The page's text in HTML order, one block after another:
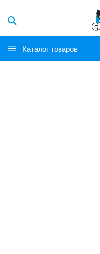
Каталог товаров